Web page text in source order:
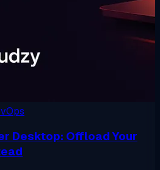
Desktop: Offload Your